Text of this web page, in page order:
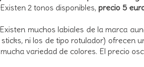
2 tonos disponibles, precio 5
muchos labiales de la marca
ni los de tipo rotulador) ofrecen
variedad de colores. El precio